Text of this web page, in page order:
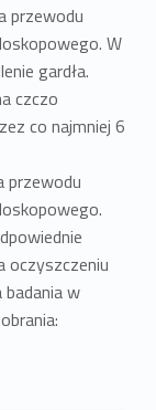
przewodu
W
gardła.
czczo
co najmniej 6
przewodu
oczyszczeniu
w